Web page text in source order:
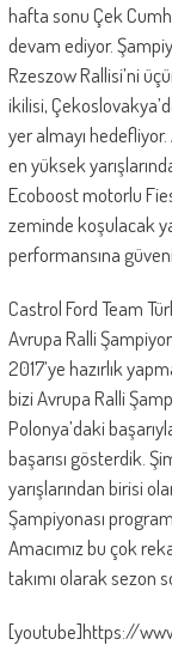
hafta sonu Çek
devam ediyor.
Rzeszow Rallisi’ni
ikilisi,
yer almayı
en yüksek
Ecoboost motorlu
zeminde koşulacak
performansına
Castrol Ford Team
Avrupa Ralli
2017’ye hazırlık
bizi Avrupa Ralli
Polonya’daki
başarısı gösterdik.
yarışlarından birisi
Şampiyonası
Amacımız bu çok
takımı olarak sezon
[youtube]https://